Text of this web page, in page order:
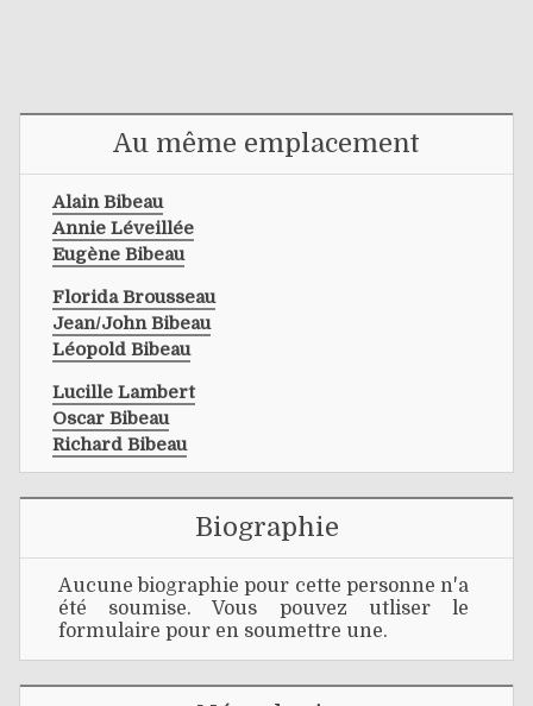
Au même emplacement
Alain Bibeau
Annie Léveillée
Eugène Bibeau
Florida Brousseau
Jean/john Bibeau
Léopold Bibeau
Lucille Lambert
Oscar Bibeau
Richard Bibeau
Biographie
Aucune biographie pour cette personne n'a
été soumise. Vous pouvez utliser le
formulaire pour en soumettre une.